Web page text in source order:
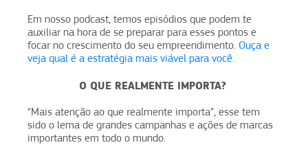
Em nosso podcast, temos episódios que podem te
auxiliar na hora de se preparar para esses pontos e
focar no crescimento do seu empreendimento. Ouça e
veja qual é a estratégia mais viável para você.
O QUE REALMENTE IMPORTA?
“Mais atenção ao que realmente importa”, esse tem
sido o lema de grandes campanhas e ações de marcas
importantes em todo o mundo.